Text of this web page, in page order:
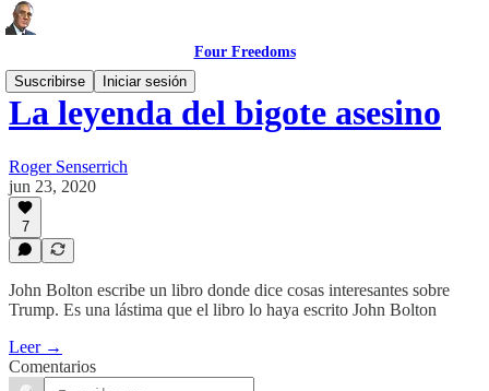
Four Freedoms
Suscribirse
Iniciar sesión
La leyenda del bigote asesino
Roger Senserrich
jun 23, 2020
7
John Bolton escribe un libro donde dice cosas interesantes sobre
Trump. Es una lástima que el libro lo haya escrito John Bolton
Leer →
Comentarios